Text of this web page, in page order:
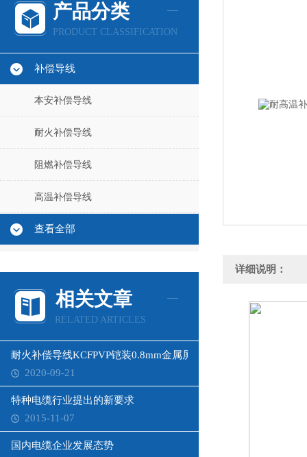
产品分类
PRODUCT CLASSIFICATION
补偿导线
本安补偿导线
耐火补偿导线
阻燃补偿导线
高温补偿导线
查看全部
相关文章
RELATED ARTICLES
耐火补偿导线KCFPVP铠装0.8mm金属屏蔽层
2020-09-21
特种电缆行业提出的新要求
2015-11-07
国内电缆企业发展态势
详细说明：